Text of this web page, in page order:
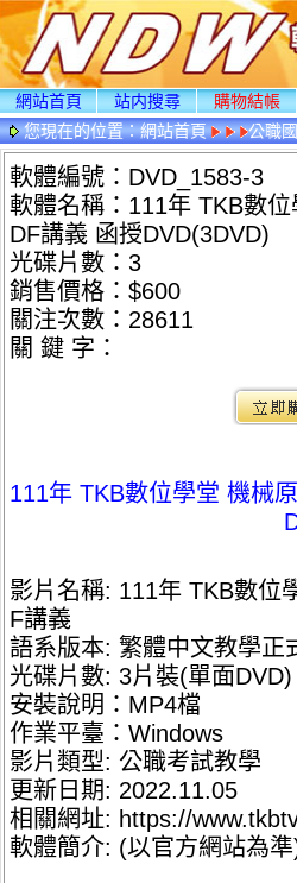
網站首頁 站内搜尋
購物結帳
您現在的位置：網站首頁
公職
光碟詳情
軟體編號：DVD_1583-3
軟體名稱：111年 TKB數
DF講義 函授DVD(3DVD)
光碟片數：3
銷售價格：$600
關注次數： 28611
關 鍵 字：
111年 TKB數位學堂 機械
影片名稱: 111年 TKB數位
F講義
語系版本: 繁體中文教學正
光碟片數: 3片裝(單面DVD)
安裝說明：MP4檔
作業平臺：Windows
影片類型: 公職考試教學
更新日期: 2022.11.05
相關網址: https://
軟體簡介: (以官方網站為